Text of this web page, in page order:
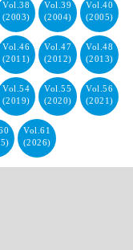
Vol.38
(2003)
Vol.39
(2004)
Vol.40
(2005)
Vol.46
(2011)
Vol.47
(2012)
Vol.48
(2013)
Vol.54
(2019)
Vol.55
(2020)
Vol.56
(2021)
Vol.61
(2026)